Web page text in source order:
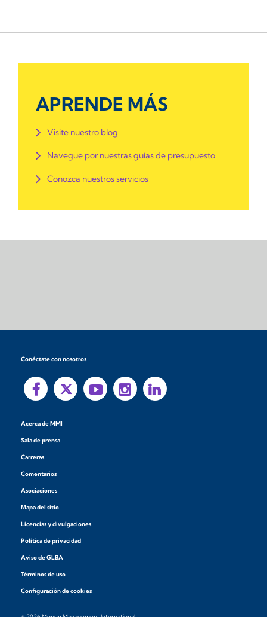
APRENDE MÁS
Visite nuestro blog
Navegue por nuestras guías de presupuesto
Conozca nuestros servicios
Conéctate con nosotros
Acerca de MMI
Sala de prensa
Carreras
Comentarios
Asociaciones
Mapa del sitio
Licencias y divulgaciones
Política de privacidad
Aviso de GLBA
Términos de uso
Configuración de cookies